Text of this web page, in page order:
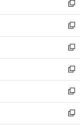
く
ド
ウ
で
開
く
ィ
ン
ド
ウ
で
開
く
い
ウ
ィ
ン
ド
ウ
で
開
く
新
し
い
ウ
ィ
ン
ド
ウ
で
開
く
新
し
い
ウ
ィ
ン
ド
ウ
で
開
新
し
い
ウ
ィ
ン
ド
ウ
新
し
い
ウ
ィ
ン
新
し
い
ウ
新
し